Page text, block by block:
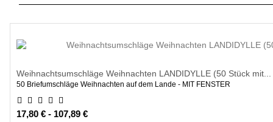
Weihnachtsumschläge Weihnachten LANDIDYLLE (50 Stück mit...
50 Briefumschläge Weihnachten auf dem Lande - MIT FENSTER
17,80 € - 107,89 €